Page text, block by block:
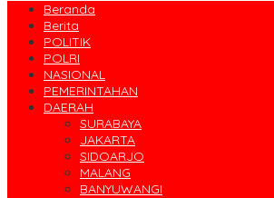
Beranda
Berita
POLITIK
POLRI
NASIONAL
PEMERINTAHAN
DAERAH
SURABAYA
JAKARTA
SIDOARJO
MALANG
BANYUWANGI